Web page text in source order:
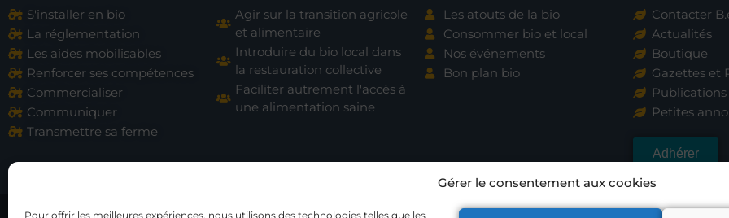
Gérer le consentement aux cookies
Pour offrir les meilleures expériences, nous utilisons des technologies telles que les
S'installer en bio
La réglementation
Les aides mobilisables
Renforcer ses compétences
Commercialiser
Communiquer
Transmettre sa ferme
Agir sur la transition agricole
et alimentaire
Introduire du bio local dans
la restauration collective
Faciliter autrement l'accès à
une alimentation saine
Les atouts de la bio
Consommer bio et local
Nos événements
Bon plan bio
Contacter
Actualités
Boutique
Gazettes et
Petites
Adhérer